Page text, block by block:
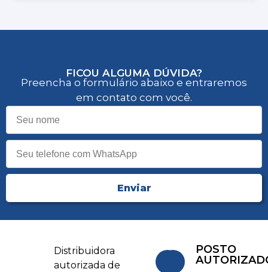
FICOU ALGUMA DÚVIDA?
Preencha o formulário abaixo e entraremos
em contato com você.
Enviar
Distribuidora
autorizada de
POSTO